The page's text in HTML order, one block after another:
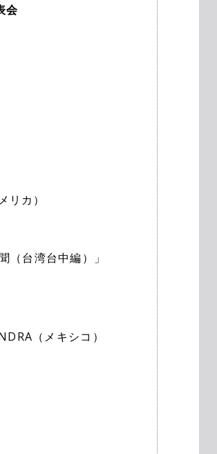
会
カ）
（台湾台中編）」
（メキシコ）